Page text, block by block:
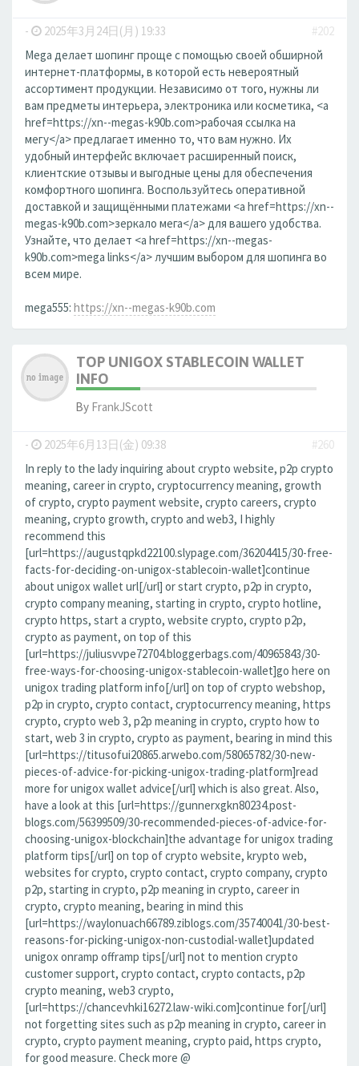
- 2025年3月24日(月) 19:33
#202
Mega делает шопинг проще с помощью своей обширной
интернет-платформы, в которой есть невероятный
ассортимент продукции. Независимо от того, нужны ли
вам предметы интерьера, электроника или косметика, <a
href=https://xn--megas-k90b.com>рабочая ссылка на
мегу</a> предлагает именно то, что вам нужно. Их
удобный интерфейс включает расширенный поиск,
клиентские отзывы и выгодные цены для обеспечения
комфортного шопинга. Воспользуйтесь оперативной
доставкой и защищёнными платежами <a href=https://xn--
megas-k90b.com>зеркало мега</a> для вашего удобства.
Узнайте, что делает <a href=https://xn--megas-
k90b.com>mega links</a> лучшим выбором для шопинга во
всем мире.
mega555: https://xn--megas-k90b.com
TOP UNIGOX STABLECOIN WALLET
INFO
By FrankJScott
- 2025年6月13日(金) 09:38
#260
In reply to the lady inquiring about crypto website, p2p crypto
meaning, career in crypto, cryptocurrency meaning, growth
of crypto, crypto payment website, crypto careers, crypto
meaning, crypto growth, crypto and web3, I highly
recommend this
[url=https://augustqpkd22100.slypage.com/36204415/30-free-
facts-for-deciding-on-unigox-stablecoin-wallet]continue
about unigox wallet url[/url] or start crypto, p2p in crypto,
crypto company meaning, starting in crypto, crypto hotline,
crypto https, start a crypto, website crypto, crypto p2p,
crypto as payment, on top of this
[url=https://juliusvvpe72704.bloggerbags.com/40965843/30-
free-ways-for-choosing-unigox-stablecoin-wallet]go here on
unigox trading platform info[/url] on top of crypto webshop,
p2p in crypto, crypto contact, cryptocurrency meaning, https
crypto, crypto web 3, p2p meaning in crypto, crypto how to
start, web 3 in crypto, crypto as payment, bearing in mind this
[url=https://titusofui20865.arwebo.com/58065782/30-new-
pieces-of-advice-for-picking-unigox-trading-platform]read
more for unigox wallet advice[/url] which is also great. Also,
have a look at this [url=https://gunnerxgkn80234.post-
blogs.com/56399509/30-recommended-pieces-of-advice-for-
choosing-unigox-blockchain]the advantage for unigox trading
platform tips[/url] on top of crypto website, krypto web,
websites for crypto, crypto contact, crypto company, crypto
p2p, starting in crypto, p2p meaning in crypto, career in
crypto, crypto meaning, bearing in mind this
[url=https://waylonuach66789.ziblogs.com/35740041/30-best-
reasons-for-picking-unigox-non-custodial-wallet]updated
unigox onramp offramp tips[/url] not to mention crypto
customer support, crypto contact, crypto contacts, p2p
crypto meaning, web3 crypto,
[url=https://chancevhki16272.law-wiki.com]continue for[/url]
not forgetting sites such as p2p meaning in crypto, career in
crypto, crypto payment meaning, crypto paid, https crypto,
for good measure. Check more @